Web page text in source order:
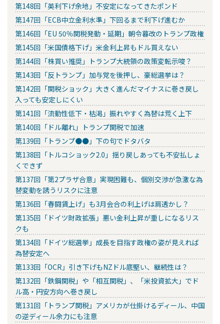
第148回「英利下げ余地」不安定になってきたポンド
第147回「ECB中立金利水準」下回るまで利下げ進むか
第146回「EU 50％関税発動・延期」朝令暮改のトランプ政権
第145回「米国債格下げ」米金利上昇もドル買えない
第144回「株買い推奨」トランプ大統領の政策変転示唆？
第143回「反トランプ」加与党を後押し、豪総選挙は？
第142回「関税ショック」大きく進んだマイナスに巻き戻し
入っても安定しにくい
第141回「流動性低下・枯渇」振れやすく為替は荒く上下
第140回「ドル離れ」トランプ関税で加速
第139回「トランプ●●」下の句でドタバタ
第138回「トルコショック2.0」揺り戻しあっても不安払しょ
くできず
第137回「第2プラザ合意」実現困難も、個別交渉が急激な為
替変動を誘うリスクに注意
第136回「春闘賃上げ」も3月会合の利上げは肩透かし？
第135回「ドイツ財政拡張」悪い金利上昇が重しになるリス
クも
第134回「ドイツ総選挙」成長を目指す政権の姿が見えれば
為替安定へ
第133回「OCR」引き下げもNZドル底堅い、継続性は？
第132回「鉄鋼関税」や「相互関税」、「米投資拡大」でド
ル高・円安方向へ巻き戻し
第131回「トランプ関税」アメリカが仕掛けるディール、中国
の逆ディール余力にも注意